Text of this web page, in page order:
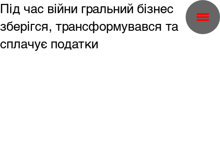
Під час війни гральний бізнес
зберігся, трансформувався та
сплачує податки